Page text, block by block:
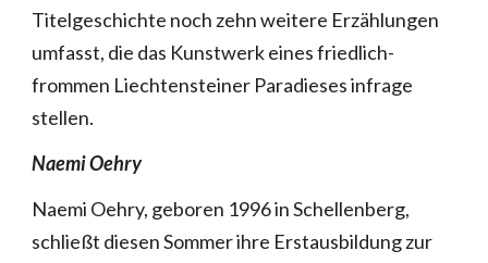
Titelgeschichte noch zehn weitere Erzählungen
umfasst, die das Kunstwerk eines friedlich-
frommen Liechtensteiner Paradieses infrage
stellen.
Naemi Oehry
Naemi Oehry, geboren 1996 in Schellenberg,
schließt diesen Sommer ihre Erstausbildung zur